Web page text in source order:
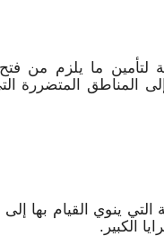
لتأمين ما يلزم من
المناطق المتضررة
ينوي القيام بها إلى
الكبير.